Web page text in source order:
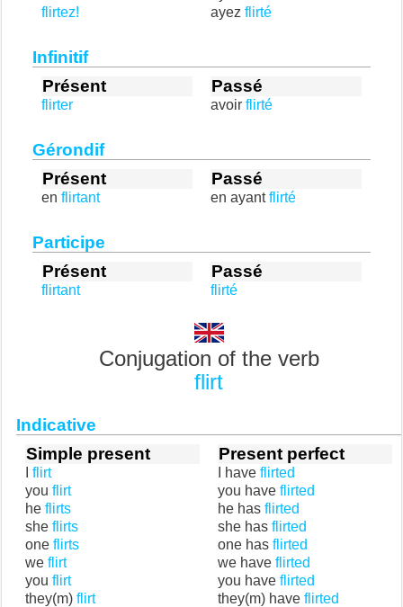
flirtez!
ayez flirté
Infinitif
Présent
flirter
Passé
avoir flirté
Gérondif
Présent
en flirtant
Passé
en ayantflirté
Participe
Présent
flirtant
Passé
flirté
Conjugation of the verb
flirt
Indicative
Simple present
flirt
you flirt
he flirts
she flirts
one flirts
we flirt
you flirt
they(m) flirt
Present perfect
I have flirted
you have flirted
he has flirted
she has flirted
one has flirted
we have flirted
you have flirted
they(m) have flirted